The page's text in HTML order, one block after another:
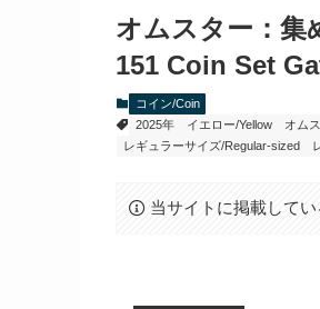
オムスター：集
151 Coin Set
コイン/Coin
2025年
イエロー/Yellow オム
レギュラーサイズ/Regular-sized
当サイトに掲載して